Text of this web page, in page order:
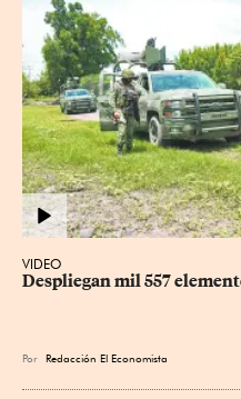
VIDEO
Despliegan mil 557
Por Redacción El Economista